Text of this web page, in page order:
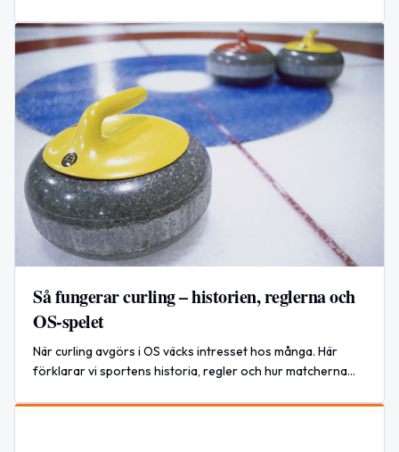
Så fungerar curling – historien, reglerna och
OS-spelet
När curling avgörs i OS väcks intresset hos många. Här
förklarar vi sportens historia, regler och hur matcherna